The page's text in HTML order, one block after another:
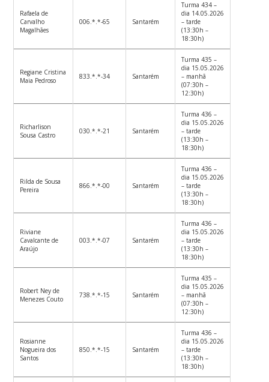
Rafaela de
Carvalho
Magalhães
006.*.*-65 Santarém
Turma 434 –
dia 14.05.2026
– tarde
(13:30h –
18:30h)
Regiane Cristina
Maia Pedroso
833.*.*-34 Santarém
Turma 435 –
dia 15.05.2026
– manhã
(07:30h –
12:30h)
Richarlison
Sousa Castro
030.*.*-21 Santarém
Turma 436 –
dia 15.05.2026
– tarde
(13:30h –
18:30h)
Rilda de Sousa
Pereira
866.*.*-00 Santarém
Turma 436 –
dia 15.05.2026
– tarde
(13:30h –
18:30h)
Riviane
Cavalcante de
Araújo
003.*.*-07 Santarém
Turma 436 –
dia 15.05.2026
– tarde
(13:30h –
18:30h)
Robert Ney de
Menezes Couto
738.*.*-15 Santarém
Turma 435 –
dia 15.05.2026
– manhã
(07:30h –
12:30h)
Rosianne
Nogueira dos
Santos
850.*.*-15 Santarém
Turma 436 –
dia 15.05.2026
– tarde
(13:30h –
18:30h)